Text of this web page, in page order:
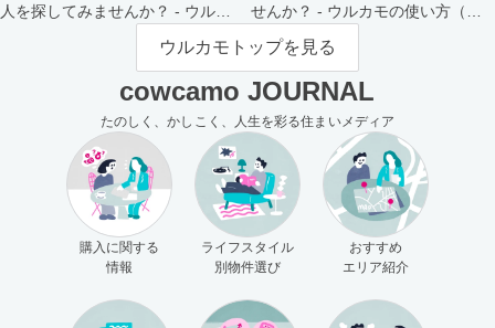
人を探してみませんか？ - ウルカ
せんか？ - ウルカモの使い方（買
主さま向け）
ウルカモトップを見る
cowcamo JOURNAL
たのしく、かしこく、人生を彩る住まいメディア
購入に関する
情報
ライフスタイル
別物件選び
おすすめ
エリア紹介